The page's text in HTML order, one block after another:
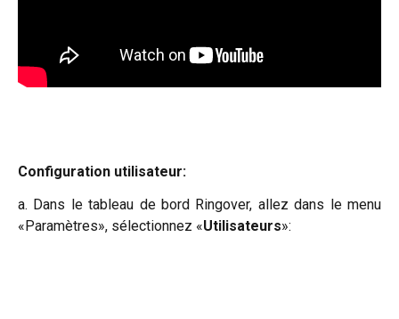
Configuration utilisateur:
a. Dans le tableau de bord Ringover, allez dans le menu
«Paramètres», sélectionnez «Utilisateurs»: